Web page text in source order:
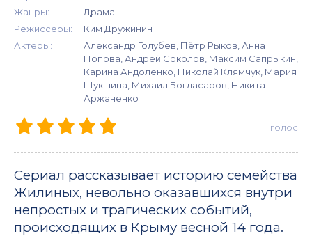
Жанры:
Драма
Режиссёры:
Ким Дружинин
Актеры:
Александр Голубев, Пётр Рыков, Анна
Попова, Андрей Соколов, Максим Сапрыкин,
Карина Андоленко, Николай Клямчук, Мария
Шукшина, Михаил Богдасаров, Никита
Аржаненко
1 голос
Сериал рассказывает историю семейства
Жилиных, невольно оказавшихся внутри
непростых и трагических событий,
происходящих в Крыму весной 14 года.